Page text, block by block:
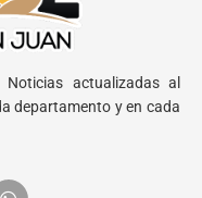
Noticias actualizadas al
departamento y en cada